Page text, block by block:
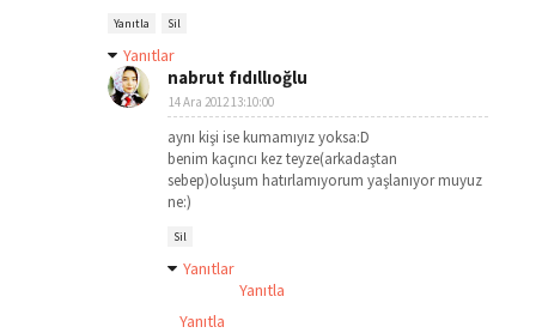
Yanıtla Sil
Yanıtlar
nabrut fıdıllıoğlu
14 Ara 2012 13:10:00
aynı kişi ise kumamıyız yoksa:D
benim kaçıncı kez teyze(arkadaştan
sebep)oluşum hatırlamıyorum yaşlanıyor muyuz
ne:)
Sil
Yanıtlar
Yanıtla
Yanıtla